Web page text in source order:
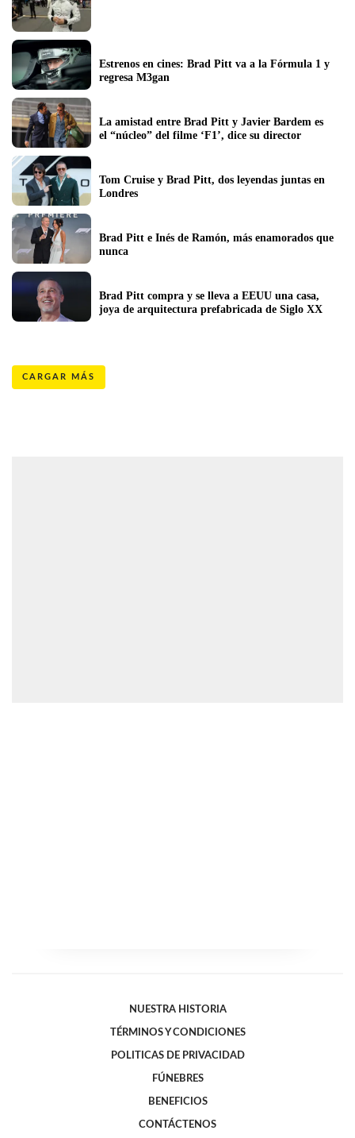
Estrenos en cines: Brad Pitt va a la Fórmula 1 y
regresa M3gan
La amistad entre Brad Pitt y Javier Bardem es
el “núcleo” del filme ‘F1’, dice su director
Tom Cruise y Brad Pitt, dos leyendas juntas en
Londres
Brad Pitt e Inés de Ramón, más enamorados que
Brad Pitt compra y se lleva a EEUU una casa,
joya de arquitectura prefabricada de Siglo XX
CARGAR MÁS
NUESTRA HISTORIA
TÉRMINOS Y CONDICIONES
POLITICAS DE PRIVACIDAD
FÚNEBRES
BENEFICIOS
CONTÁCTENOS